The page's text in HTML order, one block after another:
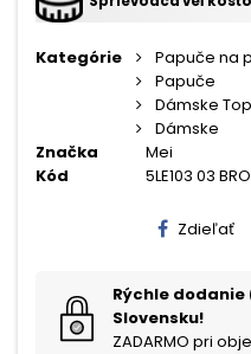
Kategórie
Papuče na
Papuče
Dámske
Dámske
Značka
Mei
Kód
5LE103 03
Zdieľať
Rýchle
Slovensku!
ZADARMO pri